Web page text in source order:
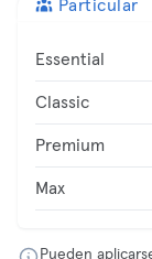
Particular
Essential
Classic
Premium
Max
Pueden